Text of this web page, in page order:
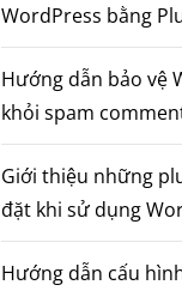
WordPress bằng
Hướng dẫn bảo vệ
khỏi spam
Giới thiệu những
đặt khi sử dụng
Hướng dẫn cấu